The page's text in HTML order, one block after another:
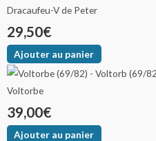
Dracaufeu-V de Peter
29,50€
Ajouter au panier
Voltorbe
39,00€
Ajouter au panier